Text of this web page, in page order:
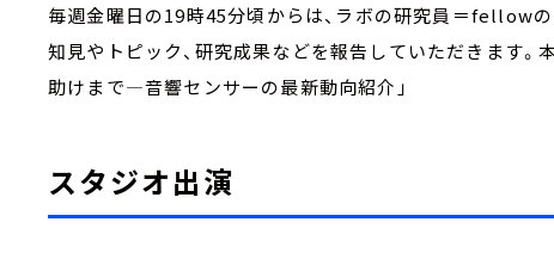
毎週金曜日の19時45分頃からは、ラボの研究員＝fellow
知見やトピック、研究成果などを報告していただきます。
助けまで―音響センサーの最新動向紹介」
スタジオ出演